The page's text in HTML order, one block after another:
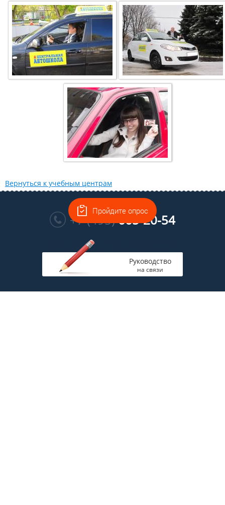
Вернуться к учебным центрам
Многоканальный
+7 (495)665-20-54
Руководство
на связи
Пройдите опрос